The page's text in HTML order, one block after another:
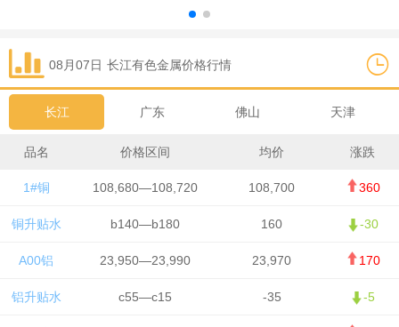
08月07日 长江有色金属价格行情
长江 广东 佛山 天津
品名 价格区间 均价 涨跌
1#铜 108,680—108,720 108,700 360
铜升贴水 b140—b180 160 -30
A00铝 23,950—23,990 23,970 170
铝升贴水 c55—c15 -35 -5